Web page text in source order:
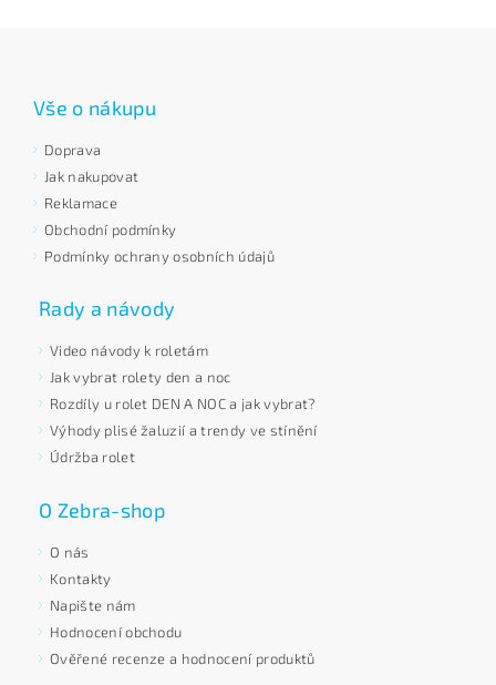
Vše o nákupu
Doprava
Jak nakupovat
Reklamace
Obchodní podmínky
Podmínky ochrany osobních údajů
Rady a návody
Video návody k roletám
Jak vybrat rolety den a noc
Rozdíly u rolet DEN A NOC a jak vybrat?
Výhody plisé žaluzií a trendy ve stínění
Údržba rolet
O Zebra-shop
O nás
Kontakty
Napište nám
Hodnocení obchodu
Ověřené recenze a hodnocení produktů